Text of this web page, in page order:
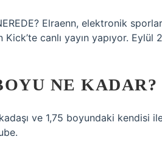
Elraenn, elektronik
canlı yayın yapıyor.
NE KADAR?
ve 1,75 boyundaki kendisi